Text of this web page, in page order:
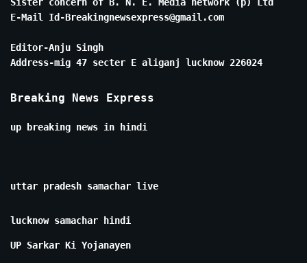
E-Mail Id-Breakingnewsexpress@gmail.com
Editor-Anju Singh
Address-mig 47 secter E aliganj lucknow 226024
Breaking News Express
up breaking news in hindi
uttar pradesh samachar live
lucknow samachar hindi
UP Sarkar Ki Yojanayen